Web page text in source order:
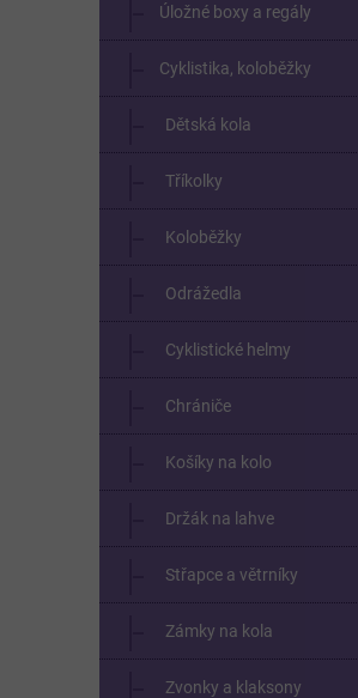
Úložné boxy a regály
Cyklistika, koloběžky
Dětská kola
Tříkolky
Koloběžky
Odrážedla
Cyklistické helmy
Chrániče
Košíky na kolo
Držák na lahve
Střapce a větrníky
Zámky na kola
Zvonky a klaksony